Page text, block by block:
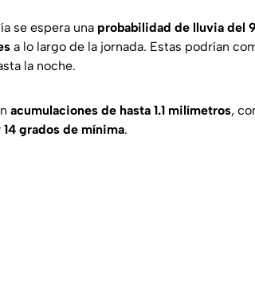
se espera una probabilidad de lluvia del
a lo largo de la jornada. Estas podrían
la noche.
acumulaciones de hasta 1.1 milímetros,
14 grados de mínima.